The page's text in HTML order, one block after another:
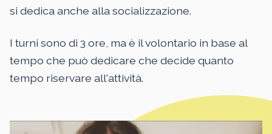
si dedica anche alla socializzazione.
I turni sono di 3 ore, ma è il volontario in base al
tempo che può dedicare che decide quanto
tempo riservare all'attività.